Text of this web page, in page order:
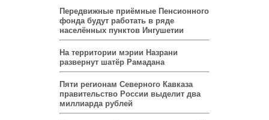
Передвижные приёмные Пенсионного
фонда будут работать в ряде
населённых пунктов Ингушетии
На территории мэрии Назрани
развернут шатёр Рамадана
Пяти регионам Северного Кавказа
правительство России выделит два
миллиарда рублей